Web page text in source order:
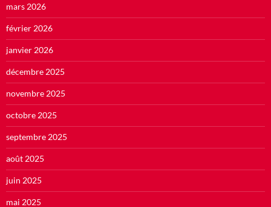
mars 2026
février 2026
janvier 2026
décembre 2025
novembre 2025
octobre 2025
septembre 2025
août 2025
juin 2025
mai 2025